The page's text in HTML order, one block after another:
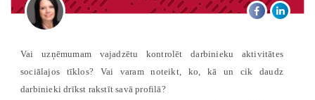
Vai uzņēmumam vajadzētu kontrolēt darbinieku aktivitātes
sociālajos tīklos? Vai varam noteikt, ko, kā un cik daudz
darbinieki drīkst rakstīt savā profilā?